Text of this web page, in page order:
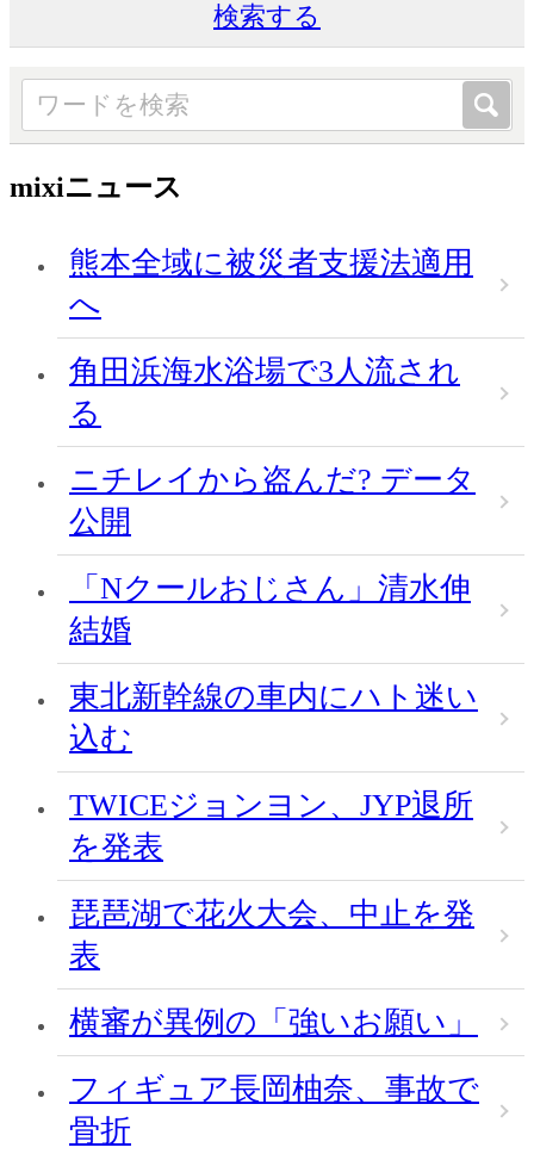
検索する
mixiニュース
熊本全域に被災者支援法適用
へ
角田浜海水浴場で3人流され
る
ニチレイから盗んだ? データ
公開
「Nクールおじさん」清水伸
結婚
東北新幹線の車内にハト迷い
込む
TWICEジョンヨン、JYP退所
を発表
琵琶湖で花火大会、中止を発
表
横審が異例の「強いお願い」
フィギュア長岡柚奈、事故で
骨折